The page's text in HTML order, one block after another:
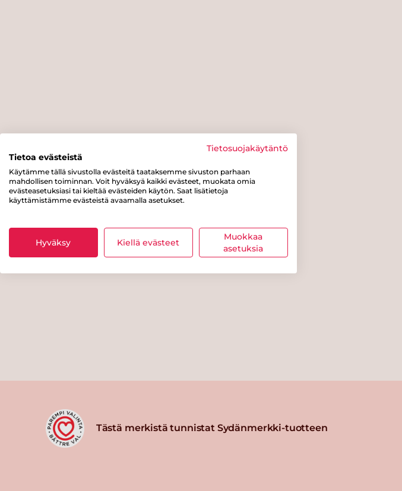
Tästä merkistä tunnistat Sydänmerkki-tuotteen
Tietosuojakäytäntö
Tietoa evästeistä
Käytämme tällä sivustolla evästeitä taataksemme sivuston parhaan
mahdollisen toiminnan. Voit hyväksyä kaikki evästeet, muokata omia
evästeasetuksiasi tai kieltää evästeiden käytön. Saat lisätietoja
käyttämistämme evästeistä avaamalla asetukset.
Hyväksy Kiellä evästeet
Muokkaa
asetuksia